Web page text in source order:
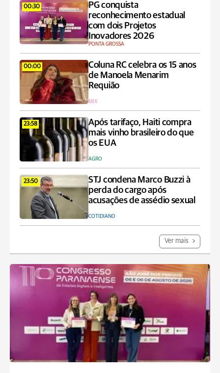
00:30
PG conquista
reconhecimento estadual
com dois Projetos
Inovadores 2026
PONTA GROSSA
00:00
Coluna RC celebra os 15 anos
de Manoela Menarim
Requião
MIX
23:58
Após tarifaço, Haiti compra
mais vinho brasileiro do que
os EUA
AGRO
23:50
STJ condena Marco Buzzi à
perda do cargo após
acusações de assédio sexual
COTIDIANO
Ver mais